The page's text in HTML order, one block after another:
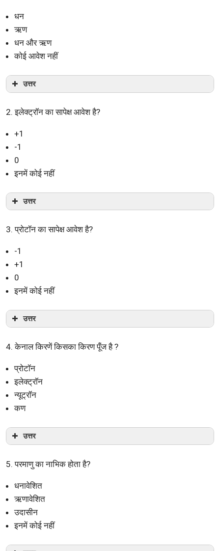
धन
ऋण
धन और ऋण
कोई आवेश नहीं
उत्तर
2. इलेक्ट्रॉन का सापेक्ष आवेश है?
+1
-1
0
इनमें कोई नहीं
उत्तर
3. प्रोटॉन का सापेक्ष आवेश है?
-1
+1
0
इनमें कोई नहीं
उत्तर
4. केनाल किरणें किसका किरण पूँज है ?
प्रोटॉन
इलेक्ट्रॉन
न्यूट्रॉन
कण
उत्तर
5. परमाणु का नाभिक होता है?
धनावेशित
ऋणावेशित
उदासीन
इनमें कोई नहीं